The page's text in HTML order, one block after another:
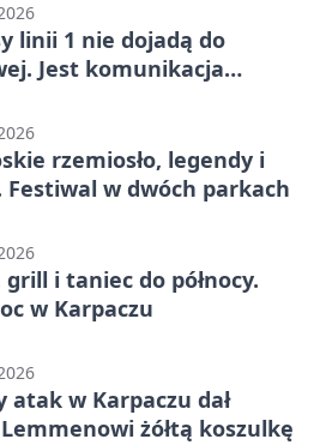
linii 1 nie dojadą do
Jest komunikacja
rzemiosło, legendy i
Festiwal w dwóch parkach
i taniec do północy.
w Karpaczu
atak w Karpaczu dał
żółtą koszulkę